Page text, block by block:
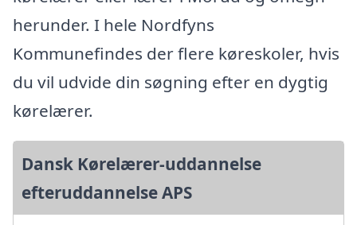
herunder. I hele Nordfyns
Kommunefindes der flere køreskoler, hvis
du vil udvide din søgning efter en dygtig
kørelærer.
Dansk Kørelærer-uddannelse
efteruddannelse APS